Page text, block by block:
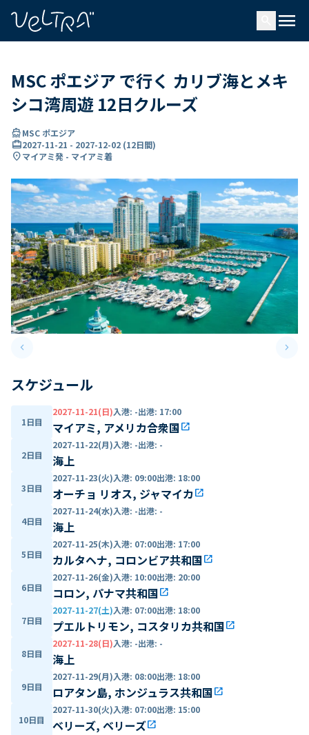
menu
MSC ポエジア で行く カリブ海とメキ
シコ湾周遊 12日クルーズ
directions_boatMSC ポエジア
card_travel2027-11-21 - 2027-12-02 (12日間)
location_onマイアミ発 - マイアミ着
keyboard_arrow_leftPrevious slide keyboard_arrow_right
スケジュール
1日目
2027-11-21(日)入港: -出港: 17:00
マイアミ, アメリカ合衆国open_in_new
2日目
2027-11-22(月)入港: -出港: -
海上
3日目
2027-11-23(火)入港: 09:00出港: 18:00
オーチョ リオス, ジャマイカ open_in_new
4日目
2027-11-24(水)入港: -出港: -
海上
5日目
2027-11-25(木)入港: 07:00出港: 17:00
カルタヘナ, コロンビア共和国open_in_new
6日目
2027-11-26(金)入港: 10:00出港: 20:00
コロン, パナマ共和国open_in_new
7日目
2027-11-27(土)入港: 07:00出港: 18:00
プエルトリモン, コスタリカ共和国open_in_new
8日目
2027-11-28(日)入港: -出港: -
海上
9日目
2027-11-29(月)入港: 08:00出港: 18:00
ロアタン島, ホンジュラス共和国open_in_new
10日目
2027-11-30(火)入港: 07:00出港: 15:00
ベリーズ, ベリーズopen_in_new